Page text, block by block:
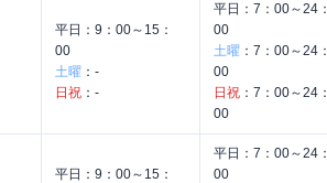
平日： 9：00～15：
00
土曜 ： -
日祝 ： -
平日： 7：00～24：
00
土曜 ： 7：00～24：
00
日祝 ： 7：00～24：
00
平日： 9：00～15：
平日： 7：00～24：
00